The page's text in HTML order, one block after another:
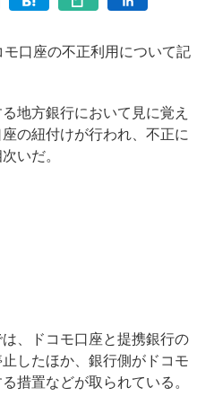
口座の不正利用について記
地方銀行において見に覚え
の紐付けが行われ、不正に
いだ。
、ドコモ口座と提携銀行の
したほか、銀行側がドコモ
措置などが取られている。